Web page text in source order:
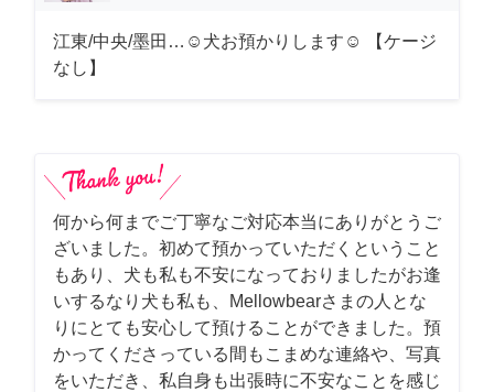
江東/中央/墨田…☺︎犬お預かりします☺︎ 【ケージ
なし】
何から何までご丁寧なご対応本当にありがとうご
ざいました。初めて預かっていただくということ
もあり、犬も私も不安になっておりましたがお逢
いするなり犬も私も、Mellowbearさまの人とな
りにとても安心して預けることができました。預
かってくださっている間もこまめな連絡や、写真
をいただき、私自身も出張時に不安なことを感じ